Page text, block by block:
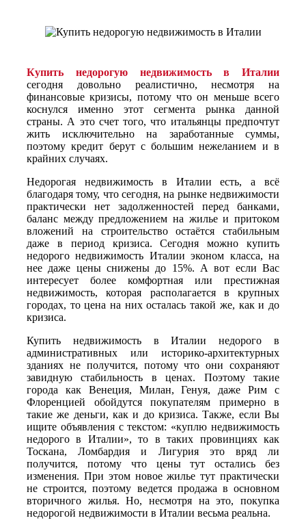
Купить недорогую недвижимость в Италии
сегодня довольно реалистично, несмотря на
финансовые кризисы, потому что он меньше всего
коснулся именно этот сегмента рынка данной
страны. А это счет того, что итальянцы предпочтут
жить исключительно на заработанные суммы,
поэтому кредит берут с большим нежеланием и в
крайних случаях.
Недорогая недвижимость в Италии есть, а всё
благодаря тому, что сегодня, на рынке недвижимости
практически нет задолженностей перед банками,
баланс между предложением на жилье и притоком
вложений на строительство остаётся стабильным
даже в период кризиса. Сегодня можно купить
недорого недвижимость Италии эконом класса, на
нее даже цены снижены до 15%. А вот если Вас
интересует более комфортная или престижная
недвижимость, которая располагается в крупных
городах, то цена на них осталась такой же, как и до
кризиса.
Купить недвижимость в Италии недорого в
административных или историко-архитектурных
зданиях не получится, потому что они сохраняют
завидную стабильность в ценах. Поэтому такие
города как Венеция, Милан, Генуя, даже Рим с
Флоренцией обойдутся покупателям примерно в
такие же деньги, как и до кризиса. Также, если Вы
ищите объявления с текстом: «куплю недвижимость
недорого в Италии», то в таких провинциях как
Тоскана, Ломбардия и Лигурия это вряд ли
получится, потому что цены тут остались без
изменения. При этом новое жилье тут практически
не строится, поэтому ведется продажа в основном
вторичного жилья. Но, несмотря на это, покупка
недорогой недвижимости в Италии весьма реальна.